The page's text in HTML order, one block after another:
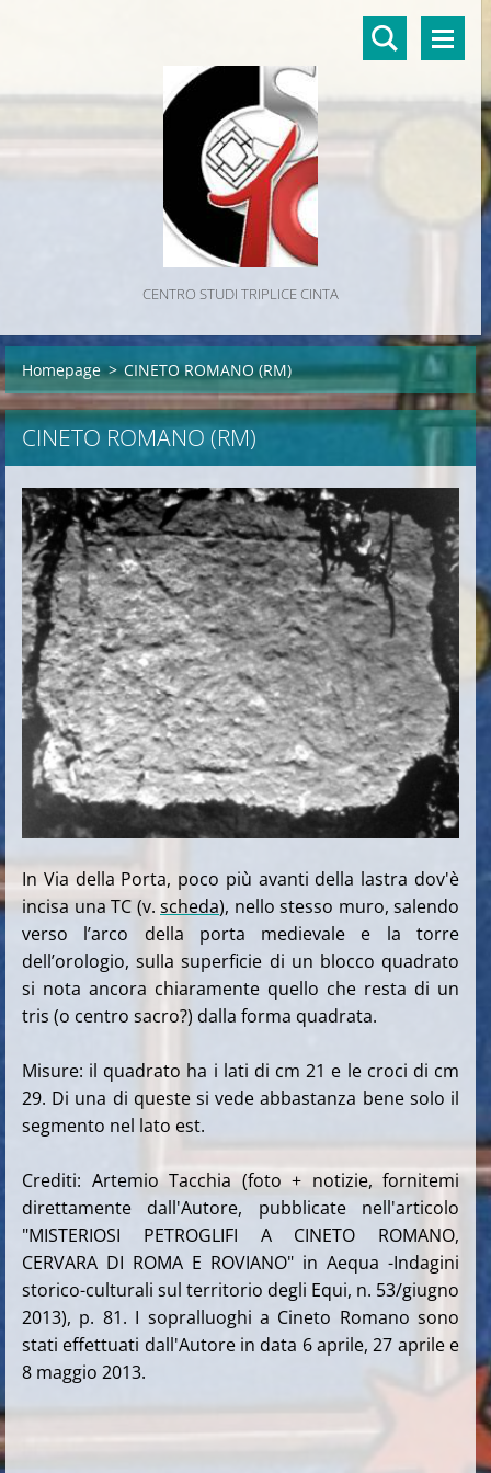
CENTRO STUDI TRIPLICE CINTA
Homepage > CINETO ROMANO (RM)
CINETO ROMANO (RM)
In Via della Porta, poco più avanti della lastra dov'è
incisa una TC (v.scheda), nello stesso muro, salendo
verso l’arco della porta medievale e la torre
dell’orologio, sulla superficie di un blocco quadrato
si nota ancora chiaramente quello che resta di un
tris (o centro sacro?) dalla forma quadrata.
Misure: il quadrato ha i lati di cm 21 e le croci di cm
29. Di una di queste si vede abbastanza bene solo il
segmento nel lato est.
Crediti: Artemio Tacchia (foto + notizie, fornitemi
direttamente dall'Autore, pubblicate nell'articolo
"MISTERIOSI PETROGLIFI A CINETO ROMANO,
CERVARA DI ROMA E ROVIANO" in Aequa -Indagini
storico-culturali sul territorio degli Equi, n. 53/giugno
2013), p. 81. I sopralluoghi a Cineto Romano sono
stati effettuati dall'Autore in data 6 aprile, 27 aprile e
8 maggio 2013.